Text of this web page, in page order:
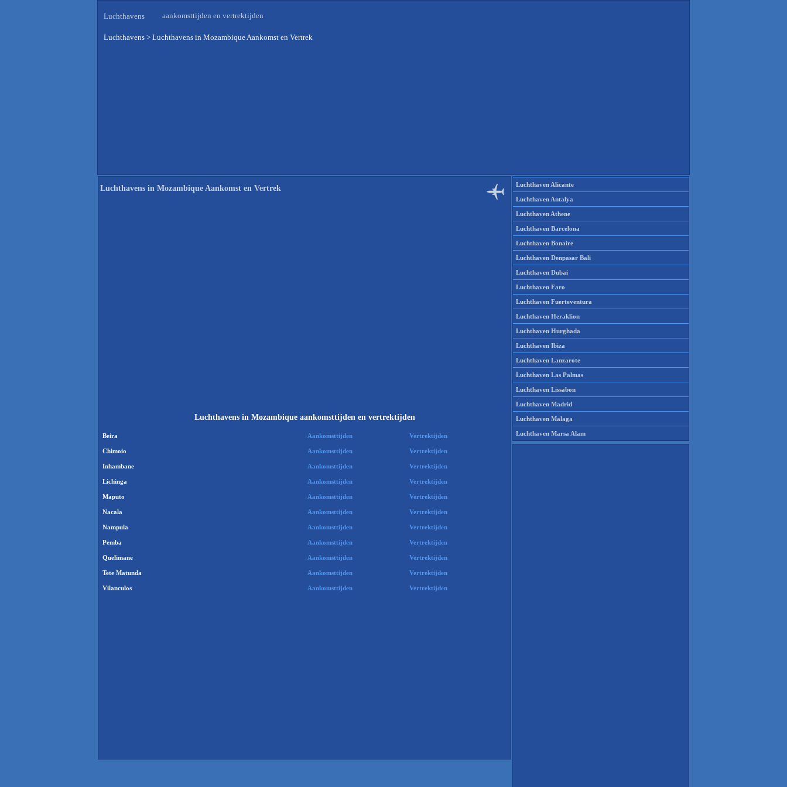
Luchthavens aankomsttijden en vertrektijden
Luchthavens > Luchthavens in Mozambique Aankomst en Vertrek
Luchthavens in Mozambique Aankomst en Vertrek
Luchthavens in Mozambique aankomsttijden en vertrektijden
Beira Aankomsttijden Vertrektijden
Chimoio Aankomsttijden Vertrektijden
Inhambane Aankomsttijden Vertrektijden
Lichinga Aankomsttijden Vertrektijden
Maputo Aankomsttijden Vertrektijden
Nacala Aankomsttijden Vertrektijden
Nampula Aankomsttijden Vertrektijden
Pemba Aankomsttijden Vertrektijden
Quelimane Aankomsttijden Vertrektijden
Tete Matunda Aankomsttijden Vertrektijden
Vilanculos Aankomsttijden Vertrektijden
Luchthaven Alicante
Luchthaven Antalya
Luchthaven Athene
Luchthaven Barcelona
Luchthaven Bonaire
Luchthaven Denpasar Bali
Luchthaven Dubai
Luchthaven Faro
Luchthaven Fuerteventura
Luchthaven Heraklion
Luchthaven Hurghada
Luchthaven Ibiza
Luchthaven Lanzarote
Luchthaven Las Palmas
Luchthaven Lissabon
Luchthaven Madrid
Luchthaven Malaga
Luchthaven Marsa Alam